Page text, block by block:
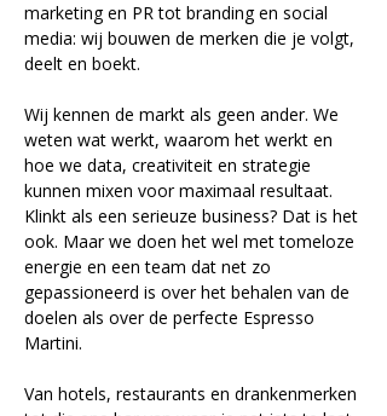
marketing en PR tot branding en social
media: wij bouwen de merken die je volgt,
deelt en boekt.
Wij kennen de markt als geen ander. We
weten wat werkt, waarom het werkt en
hoe we data, creativiteit en strategie
kunnen mixen voor maximaal resultaat.
Klinkt als een serieuze business? Dat is het
ook. Maar we doen het wel met tomeloze
energie en een team dat net zo
gepassioneerd is over het behalen van de
doelen als over de perfecte Espresso
Martini.
Van hotels, restaurants en drankenmerken